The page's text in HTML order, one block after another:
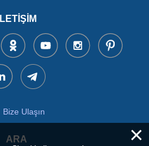
İLETIŞIM
Bize Ulaşın
ARA ×